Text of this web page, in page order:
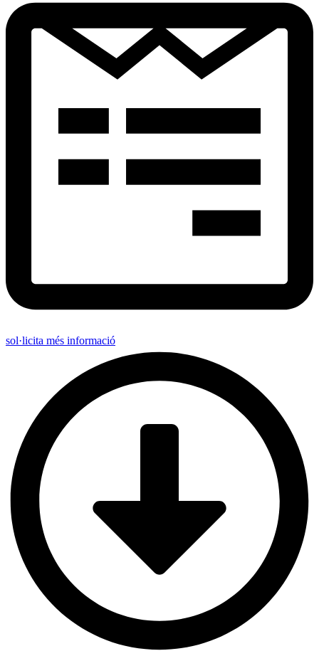
sol·licita més informació